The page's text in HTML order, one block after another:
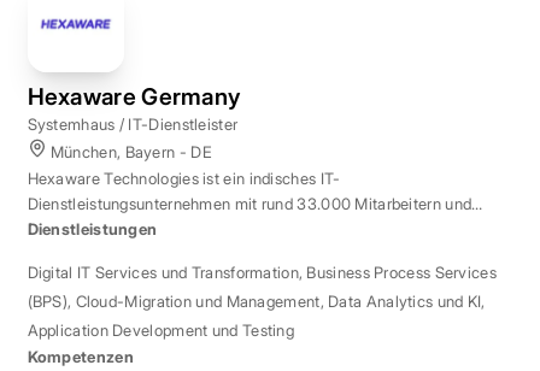
Hexaware Germany
Systemhaus / IT-Dienstleister
München, Bayern - DE
Hexaware Technologies ist ein indisches IT-
Dienstleistungsunternehmen mit rund 33.000 Mitarbeitern und
Standort München für Automatisierung und KI.
Dienstleistungen
Digital IT Services und Transformation, Business Process Services
(BPS), Cloud-Migration und Management, Data Analytics und KI,
Application Development und Testing
Kompetenzen